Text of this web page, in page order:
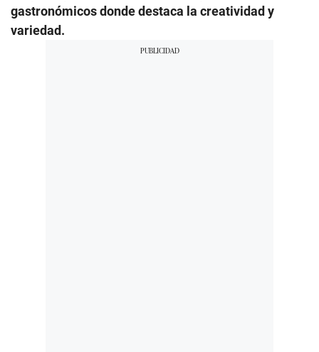
gastronómicos donde destaca la creatividad y
variedad.